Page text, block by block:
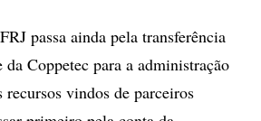
passa ainda pela transferência
da Coppetec para a administração
recursos vindos de parceiros